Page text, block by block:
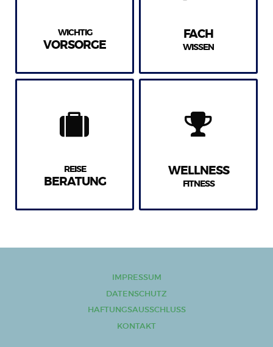
WICHTIG
VORSORGE
FACH
WISSEN
REISE
BERATUNG
WELLNESS
FITNESS
IMPRESSUM
DATENSCHUTZ
HAFTUNGSAUSSCHLUSS
KONTAKT